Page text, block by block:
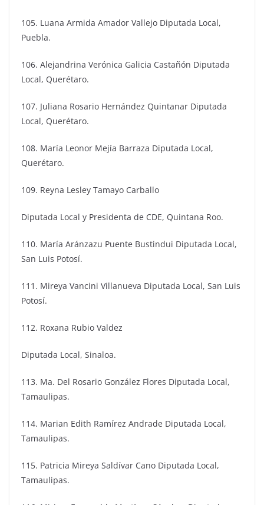
105. Luana Armida Amador Vallejo Diputada Local,
Puebla.
106. Alejandrina Verónica Galicia Castañón Diputada
Local, Querétaro.
107. Juliana Rosario Hernández Quintanar Diputada
Local, Querétaro.
108. María Leonor Mejía Barraza Diputada Local,
Querétaro.
109. Reyna Lesley Tamayo Carballo
Diputada Local y Presidenta de CDE, Quintana Roo.
110. María Aránzazu Puente Bustindui Diputada Local,
San Luis Potosí.
111. Mireya Vancini Villanueva Diputada Local, San Luis
Potosí.
112. Roxana Rubio Valdez
Diputada Local, Sinaloa.
113. Ma. Del Rosario González Flores Diputada Local,
Tamaulipas.
114. Marian Edith Ramírez Andrade Diputada Local,
Tamaulipas.
115. Patricia Mireya Saldívar Cano Diputada Local,
Tamaulipas.